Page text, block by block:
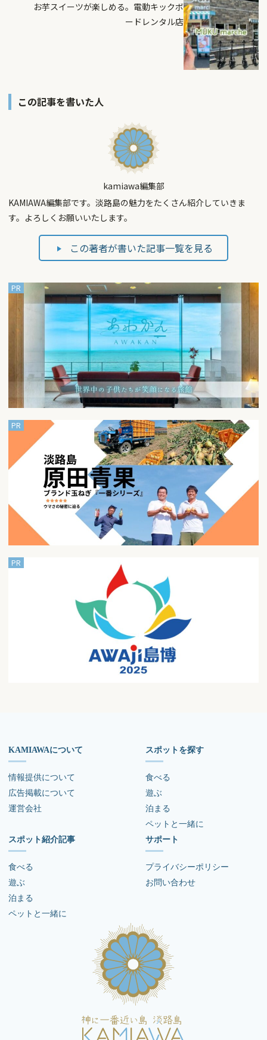
お芋スイーツが楽しめる。電動キックボ
ードレンタル店
この記事を書いた人
kamiawa編集部
KAMIAWA編集部です。淡路島の魅力をたくさん紹介していきま
す。よろしくお願いいたします。
この著者が書いた記事一覧を見る
KAMIAWAについて
情報提供について
広告掲載について
運営会社
スポットを探す
食べる
遊ぶ
泊まる
ペットと一緒に
スポット紹介記事
食べる
遊ぶ
泊まる
ペットと一緒に
サポート
プライバシーポリシー
お問い合わせ